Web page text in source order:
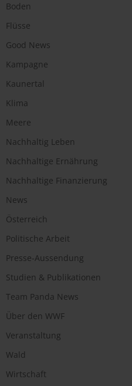
Boden
Flüsse
Good News
Kampagne
Kaunertal
Klima
Meere
Nachhaltig Leben
Nachhaltige Ernährung
Nachhaltige Finanzierung
News
Österreich
Politische Arbeit
Presse-Aussendung
Studien & Publikationen
Team Panda News
Über den WWF
Veranstaltung
Wald
Wirtschaft